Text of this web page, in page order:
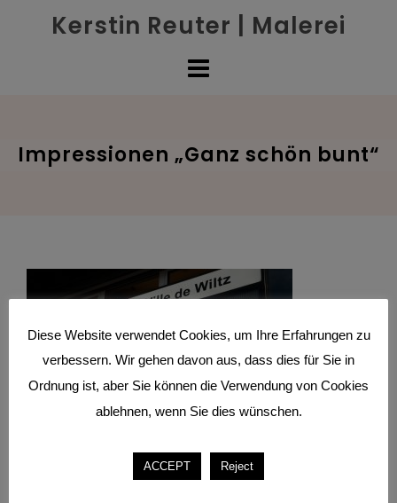
Kerstin Reuter | Malerei
Impressionen „Ganz schön bunt“
Diese Website verwendet Cookies, um Ihre Erfahrungen zu
verbessern. Wir gehen davon aus, dass dies für Sie in
Ordnung ist, aber Sie können die Verwendung von Cookies
ablehnen, wenn Sie dies wünschen.
ACCEPT Reject